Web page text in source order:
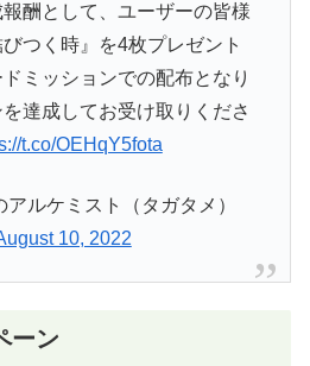
酬として、ユーザーの皆様
つく時』を4枚プレゼント
ミッションでの配布となり
達成してお受け取りくださ
t.co/OEHqY5fota
ルケミスト（タガタメ）
10, 2022
ーン